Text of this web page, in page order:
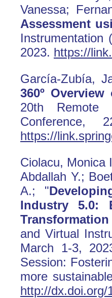
Vanessa;
Assessment
Instrumentation
2023. https://
García-Zubía,
360º
20th Remote
Conference,
https://
Ciolacu, Monica
Abdallah Y.;
A.; "
Industry 5.0:
and Virtual
March 1-3,
Session:
more
http://dx.doi.org/